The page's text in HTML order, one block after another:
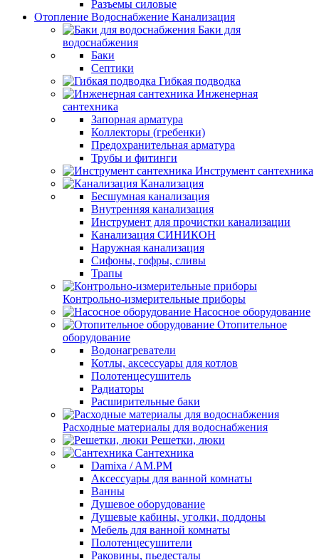
Разъемы силовые
Отопление Водоснабжение Канализация
Баки для
водоснабжения
Баки
Септики
Гибкая подводка
Инженерная
сантехника
Запорная арматура
Коллекторы (гребенки)
Предохранительная арматура
Трубы и фитинги
Инструмент сантехника
Канализация
Бесшумная канализация
Внутренняя канализация
Инструмент для прочистки канализации
Канализация СИНИКОН
Наружная канализация
Сифоны, гофры, сливы
Трапы
Контрольно-измерительные приборы
Насосное оборудование
Отопительное
оборудование
Водонагреватели
Котлы, аксессуары для котлов
Полотенцесушитель
Радиаторы
Расширительные баки
Расходные материалы для водоснабжения
Решетки, люки
Сантехника
Damixa / AM.PM
Аксессуары для ванной комнаты
Ванны
Душевое оборудование
Душевые кабины, уголки, поддоны
Мебель для ванной комнаты
Полотенцесушители
Раковины, пьедесталы